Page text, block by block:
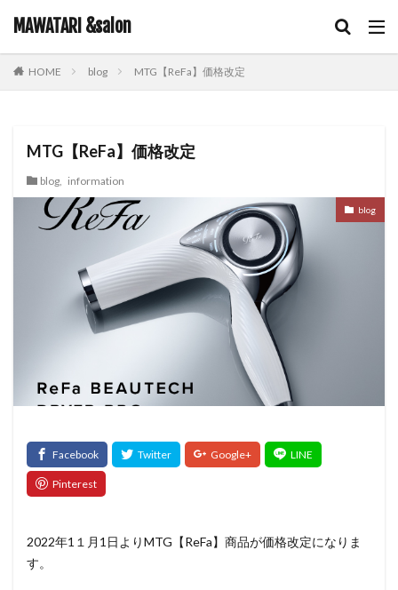
MAWATARI &salon
HOME blog MTG【ReFa】価格改定
MTG【ReFa】価格改定
blog, information
blog
2022年1１月1日よりMTG【ReFa】商品が価格改定になりま
す。
タグ
iNOA お客様お勧め お客様コラボ
アプリエカラー
イルミナカラー
オイルカラー
オラプレックス
コテ巻き
シャンプー
スキンケア
スロウカラー ツヤ髪
ビューティーカレッジ
ヘアアレンジ
使ってみた！
営業日のお知らせ
新商品
雑談
検索